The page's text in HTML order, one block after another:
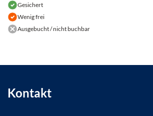
Gesichert
Wenig frei
Ausgebucht / nicht buchbar
Kontakt